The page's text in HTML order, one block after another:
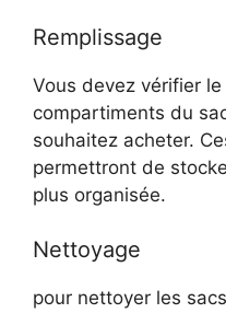
Remplissage
Vous devez vérifier
compartiments du
souhaitez acheter.
permettront de
plus organisée.
Nettoyage
pour nettoyer les